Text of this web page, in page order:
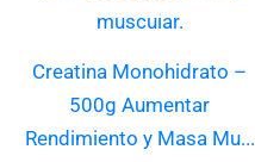
Creatina Monohidrato –
500g Aumentar
Rendimiento y Masa Mu...